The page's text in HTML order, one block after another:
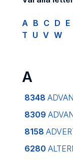
A B C D E
T U V W
A
8348
8309
8158
6280